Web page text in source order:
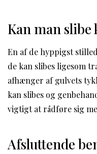
Kan man slibe
En af de hyppigst
de kan slibes ligesom
afhænger af gulvets
kan slibes og
vigtigt at rådføre sig
Afsluttende